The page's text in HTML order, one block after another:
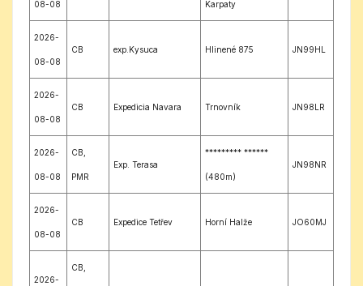
08-08 Karpaty
2026-
08-08
CB exp.Kysuca Hlinené 875 JN99HL
2026-
08-08
CB Expedicia Navara Trnovník JN98LR
2026-
08-08
CB,
PMR
Exp. Terasa
********* ******
(480m)
JN98NR
2026-
08-08
CB Expedice Tetřev Horní Halže JO60MJ
2026-
CB,